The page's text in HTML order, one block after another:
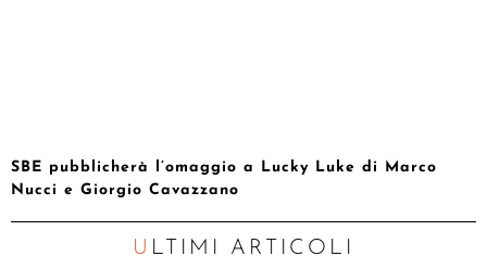
SBE pubblicherà l’omaggio a Lucky Luke di Marco
Nucci e Giorgio Cavazzano
ULTIMI ARTICOLI